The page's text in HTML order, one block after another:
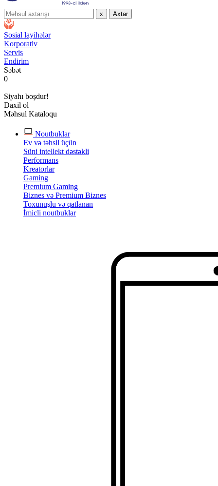
x Axtar
Sosial layihələr
Korporativ
Servis
Endirim
Səbət
0
Siyahı boşdur!
Daxil ol
Məhsul Kataloqu
Noutbuklar
Ev və təhsil üçün
Süni intellekt dəstəkli
Performans
Kreatorlar
Gaming
Premium Gaming
Biznes və Premium Biznes
Toxunuşlu və qatlanan
İmicli noutbuklar